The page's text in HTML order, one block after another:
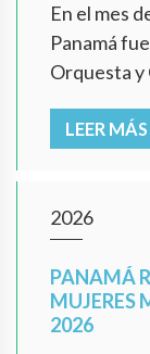
En el mes
Panamá
Orquesta y
LEER MÁS
2026
PANAMÁ
MUJERES
2026